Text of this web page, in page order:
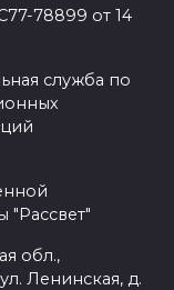
78899 от 14
служба по
"Рассвет"
обл.,
Ленинская, д.